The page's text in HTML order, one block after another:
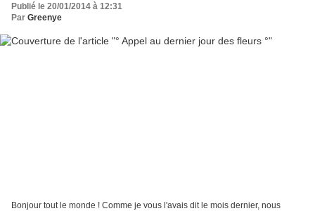
Publié le 20/01/2014 à 12:31
Par Greenye
Bonjour tout le monde ! Comme je vous l'avais dit le mois dernier, nous